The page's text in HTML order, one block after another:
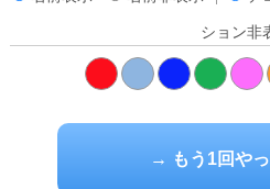
ション非
→ もう1回や